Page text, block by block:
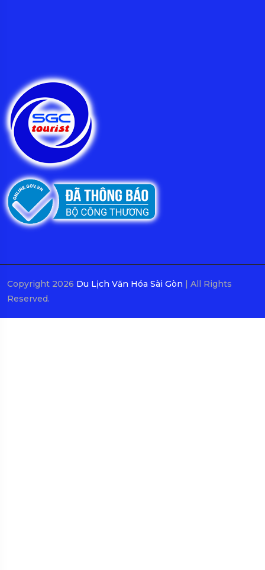
Copyright 2026 Du Lịch Văn Hóa Sài Gòn | All Rights
Reserved.